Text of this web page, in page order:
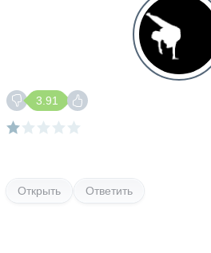
3.91
Открыть Ответить